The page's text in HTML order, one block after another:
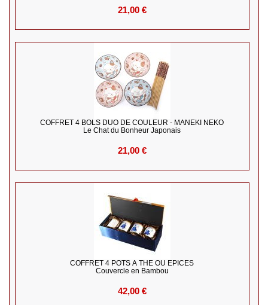
21,00 €
COFFRET 4 BOLS DUO DE COULEUR - MANEKI NEKO
Le Chat du Bonheur Japonais
21,00 €
COFFRET 4 POTS À THE OU EPICES
Couvercle en Bambou
42,00 €